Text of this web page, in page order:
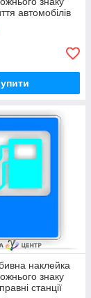
автомобілів
наклейка
знаку
станції